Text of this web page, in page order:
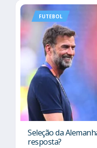
FUTEBOL
Seleção da
resposta?